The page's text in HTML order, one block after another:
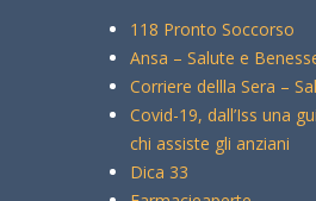
118 Pronto Soccorso
Ansa – Salute e
Corriere dellla Sera –
Covid-19, dall’Iss una
chi assiste gli anziani
Dica 33